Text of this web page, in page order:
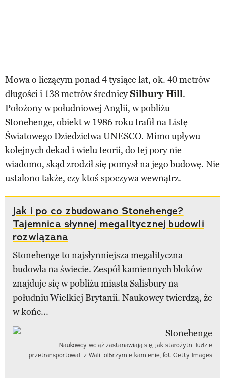
Mowa o liczącym ponad 4 tysiące lat, ok. 40 metrów
długości i 138 metrów średnicySilbury Hill.
Położony w południowej Anglii, w pobliżu
Stonehenge, obiekt w 1986 roku trafił na Listę
Światowego Dziedzictwa UNESCO. Mimo upływu
kolejnych dekad i wielu teorii, do tej pory nie
wiadomo, skąd zrodził się pomysł na jego budowę. Nie
ustalono także, czy ktoś spoczywa wewnątrz.
Jak i po co zbudowano Stonehenge?
Tajemnica słynnej megalitycznej budowli
rozwiązana
Stonehenge to najsłynniejsza megalityczna
budowla na świecie. Zespół kamiennych bloków
znajduje się w pobliżu miasta Salisbury na
południu Wielkiej Brytanii. Naukowcy twierdzą, że
w końc...
Naukowcy wciąż zastanawiają się, jak starożytni ludzie
przetransportowali z Walii olbrzymie kamienie, fot. Getty Images